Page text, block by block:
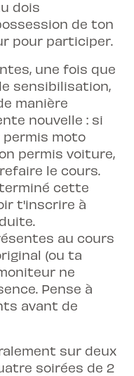
dois
de ton
pour participer.
une fois que
sensibilisation,
manière
nouvelle : si
moto
permis voiture,
le cours.
cette
t'inscrire à
au cours
(ou ta
ne
Pense à
avant de
sur deux
soirées de 2